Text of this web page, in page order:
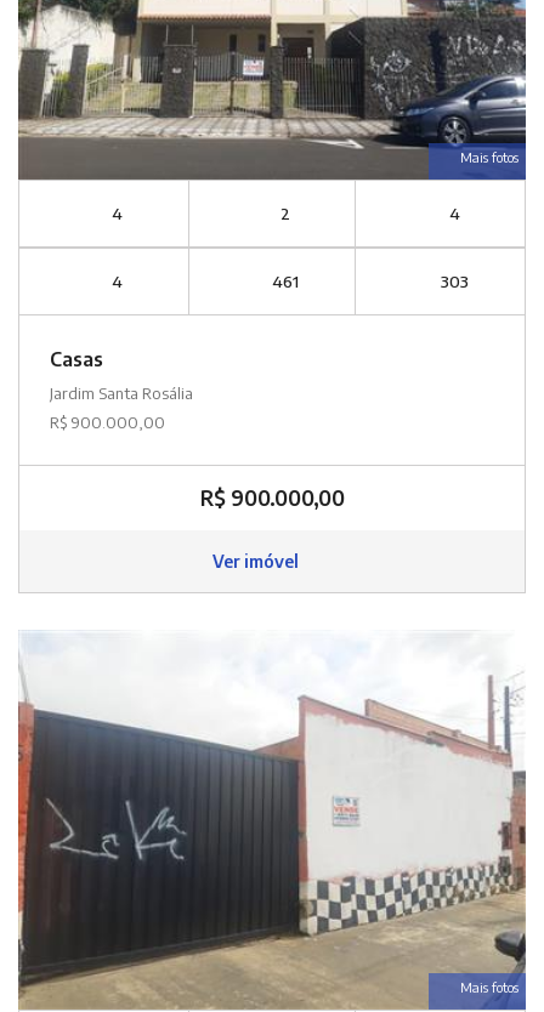
Mais fotos
4 2 4
4 461 303
Casas
Jardim Santa Rosália
R$ 900.000,00
R$ 900.000,00
Ver imóvel
Mais fotos